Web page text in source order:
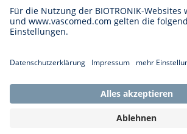
Bewerbung
Karrierechancen
Cookie-Einstellungen
Rechtliche Hinweise